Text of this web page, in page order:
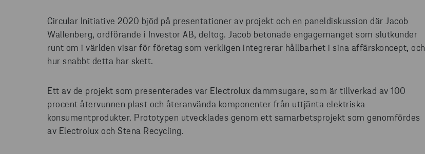
Circular Initiative 2020 bjöd på presentationer av projekt och en paneldiskussion där Jacob
Wallenberg, ordförande i Investor AB, deltog. Jacob betonade engagemanget som slutkunder
runt om i världen visar för företag som verkligen integrerar hållbarhet i sina affärskoncept, och
hur snabbt detta har skett.
Ett av de projekt som presenterades var Electrolux dammsugare, som är tillverkad av 100
procent återvunnen plast och återanvända komponenter från uttjänta elektriska
konsumentprodukter. Prototypen utvecklades genom ett samarbetsprojekt som genomfördes
av Electrolux och Stena Recycling.